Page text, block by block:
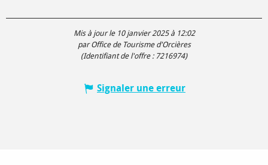
Mis à jour le 10 janvier 2025 à 12:02
par Office de Tourisme d'Orcières
(Identifiant de l'offre : 7216974)
Signaler une erreur